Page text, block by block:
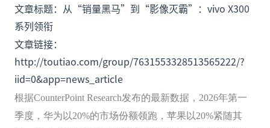
文章标题：从“销量黑马”到“影像灭霸”：vivo X300
系列领衔
文章链接：
http://toutiao.com/group/7631553328513565222/?
iid=0&app=news_article
根据CounterPoint Research发布的最新数据，2026年第一
季度，华为以20%的市场份额领跑，苹果以20%紧随其